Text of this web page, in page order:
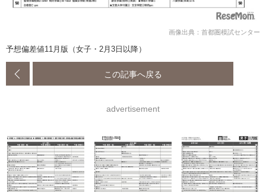
画像出典：首都圏模試センター
予想偏差値11月版（女子・2月3日以降）
この記事へ戻る
advertisement